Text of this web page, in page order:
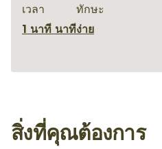
เวลา
1 นาที นาที
ทักษะ
ง่าย
สิ่งที่คุณต้องการ